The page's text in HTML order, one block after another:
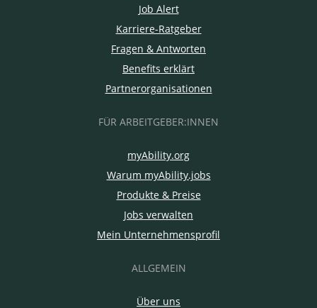
Job Alert
Karriere-Ratgeber
Fragen & Antworten
Benefits erklärt
Partnerorganisationen
FÜR ARBEITGEBER:INNEN
myAbility.org
Warum myAbility.jobs
Produkte & Preise
Jobs verwalten
Mein Unternehmensprofil
ALLGEMEIN
Über uns